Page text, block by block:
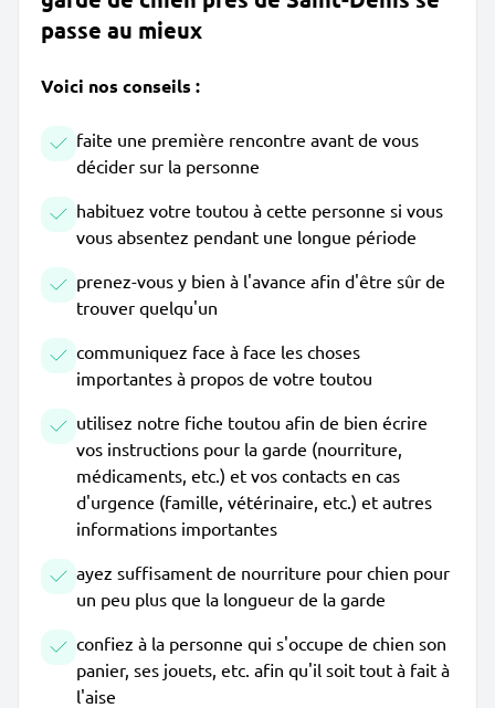
passe au mieux
Voici nos conseils :
faite une première rencontre avant de vous
décider sur la personne
habituez votre toutou à cette personne si vous
vous absentez pendant une longue période
prenez-vous y bien à l'avance afin d'être sûr de
trouver quelqu'un
communiquez face à face les choses
importantes à propos de votre toutou
utilisez notre fiche toutou afin de bien écrire
vos instructions pour la garde (nourriture,
médicaments, etc.) et vos contacts en cas
d'urgence (famille, vétérinaire, etc.) et autres
informations importantes
ayez suffisament de nourriture pour chien pour
un peu plus que la longueur de la garde
confiez à la personne qui s'occupe de chien son
panier, ses jouets, etc. afin qu'il soit tout à fait à
l'aise